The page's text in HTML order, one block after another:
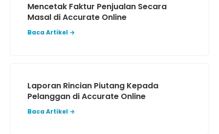
Mencetak Faktur Penjualan Secara
Masal di Accurate Online
Baca Artikel →
Laporan Rincian Piutang Kepada
Pelanggan di Accurate Online
Baca Artikel →